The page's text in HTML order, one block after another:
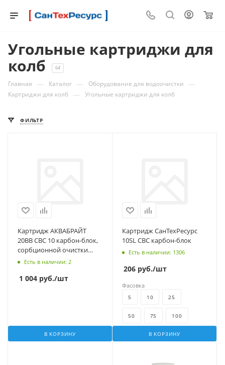
Угольные картриджи для
колб
64
Главная — Каталог — Оборудование для водоочистки —
Картриджи для колб — Угольные картриджи для колб
ФИЛЬТР
Картридж АКВАБРАЙТ
20ВВ СВС 10 карбон-блок,
сорбционной очистки
воды от хлора
Есть в наличии: 2
1 004 руб./шт
В КОРЗИНУ
Картридж СанТехРесурс
10SL СВС карбон-блок
Есть в наличии: 1306
206 руб./шт
В КОРЗИНУ
Фасовка
5 10 25
50 75 100